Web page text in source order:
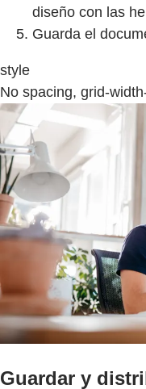
diseño con las
Guarda el
style
No spacing, grid-
Guardar y